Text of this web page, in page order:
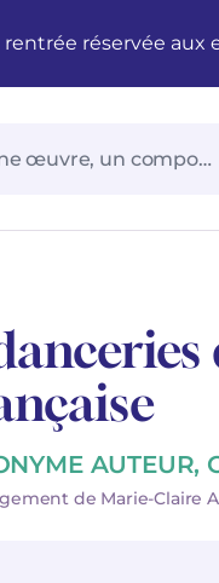
réservée
AUTEUR,
de Marie-Claire